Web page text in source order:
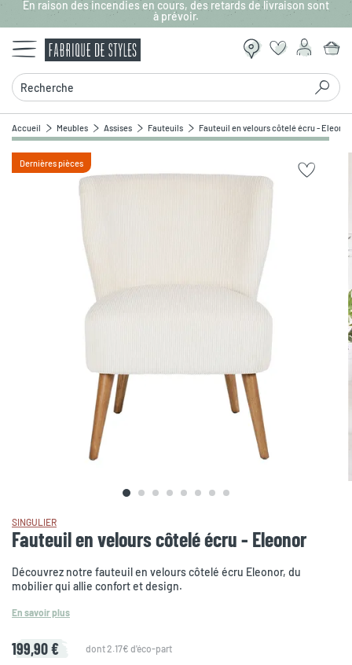
Aller au contenu principal
En raison des incendies en cours, des retards de livraison sont
à prévoir.
Recherche
Accueil Meubles Assises Fauteuils Fauteuil en velours côtelé écru - Eleonor
Dernières pièces
SINGULIER
Fauteuil en velours côtelé écru - Eleonor
Découvrez notre fauteuil en velours côtelé écru Eleonor, du
mobilier qui allie confort et design.
En savoir plus
199,90 € dont 2.17€ d'éco-part